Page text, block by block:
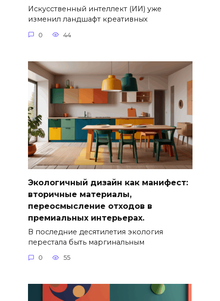
Искусственный интеллект (ИИ) уже
изменил ландшафт креативных
0 44
Экологичный дизайн как манифест:
вторичные материалы,
переосмысление отходов в
премиальных интерьерах.
В последние десятилетия экология
перестала быть маргинальным
0 55